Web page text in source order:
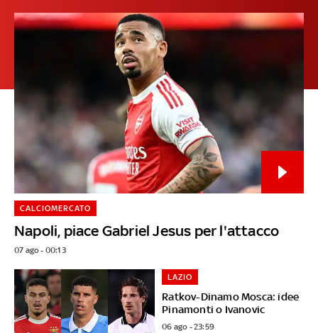
Napoli, piace Gabriel Jesus per l'attacco
CALCIOMERCATO
07 ago - 00:13
Ratkov-Dinamo Mosca: idee
Pinamonti o Ivanovic
LAZIO
06 ago - 23:59